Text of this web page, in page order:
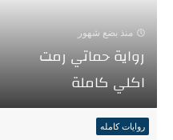
منذ بضع شهور
رواية حماتي رمت
اكلي كاملة
روايات كامله